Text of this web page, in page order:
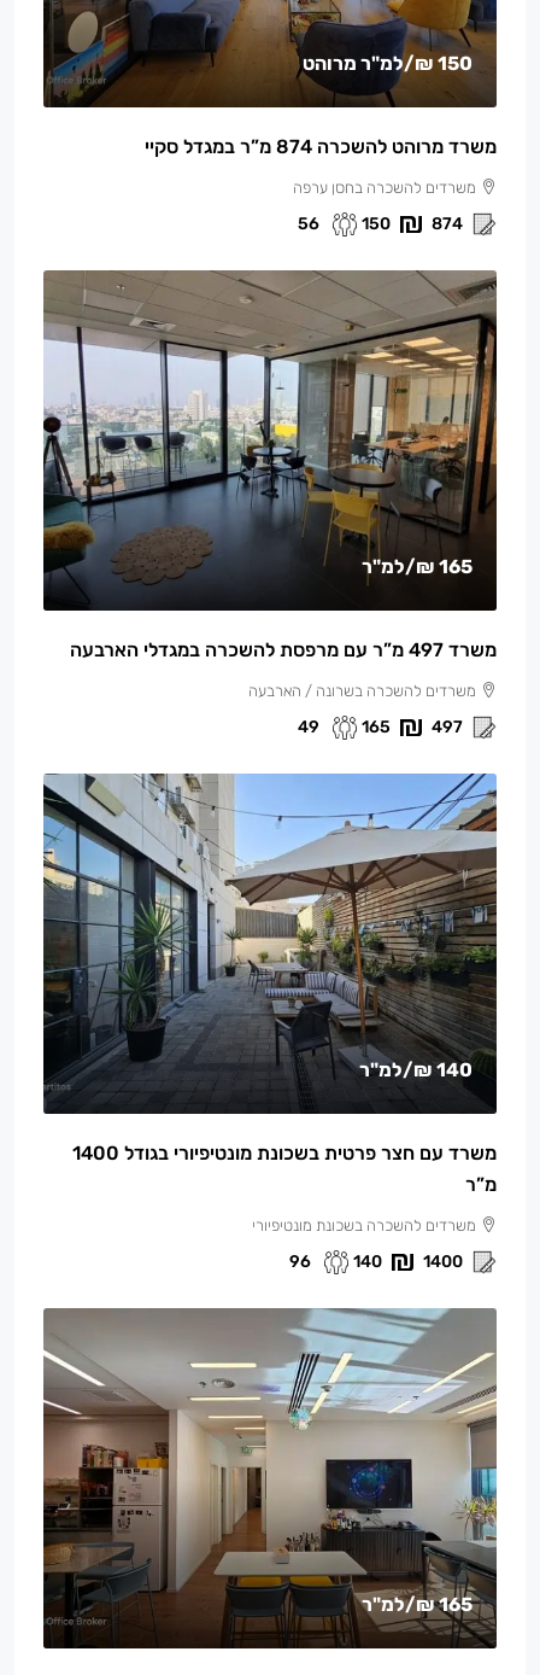
150 ₪ /למ"ר מרוהט
משרד מרוהט להשכרה 874 מ”ר במגדל סקיי
משרדים להשכרה בחסן ערפה
874
150
56
165 ₪ /למ"ר
משרד 497 מ”ר עם מרפסת להשכרה במגדלי הארבעה
משרדים להשכרה בשרונה / הארבעה
497
165
49
140 ₪ /למ"ר
משרד עם חצר פרטית בשכונת מונטיפיורי בגודל 1400
מ”ר
משרדים להשכרה בשכונת מונטיפיורי
1400
140
96
165 ₪ /למ"ר